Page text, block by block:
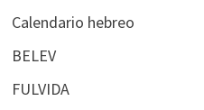
Calendario hebreo
BELEV
FULVIDA